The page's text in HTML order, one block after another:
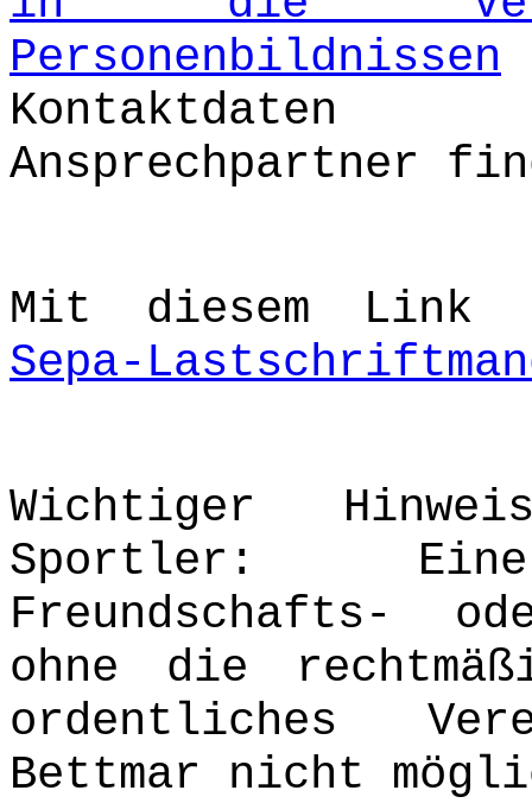
Personenbildnissen
Ansprechpartner
Mit diesem Link
Sepa-
Wichtiger
Sportler:
Freundschafts-
ohne die
ordentliches
Bettmar nicht